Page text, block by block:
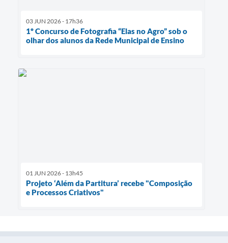
03 JUN 2026 - 17h36
1º Concurso de Fotografia “Elas no Agro” sob o
olhar dos alunos da Rede Municipal de Ensino
01 JUN 2026 - 13h45
Projeto ‘Além da Partitura’ recebe "Composição
e Processos Criativos"